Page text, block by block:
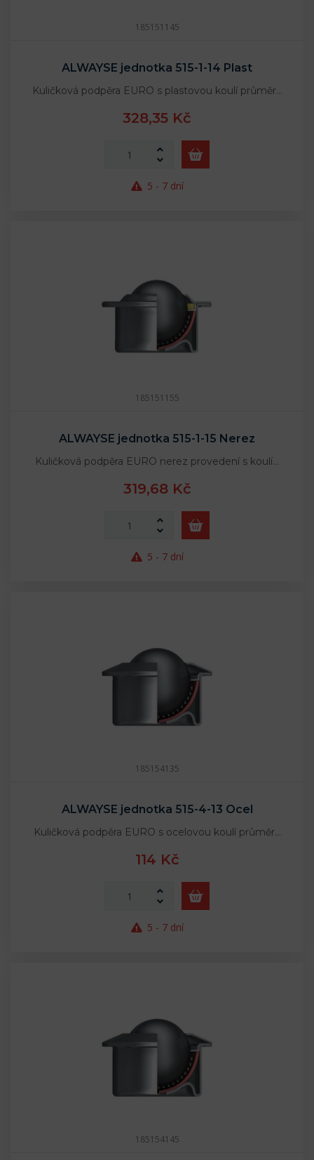
185151145
ALWAYSE jednotka 515-1-14 Plast
Kuličková podpěra EURO s plastovou koulí průměr…
328,35 Kč
5 - 7 dní
185151155
ALWAYSE jednotka 515-1-15 Nerez
Kuličková podpěra EURO nerez provedení s koulí…
319,68 Kč
5 - 7 dní
185154135
ALWAYSE jednotka 515-4-13 Ocel
Kuličková podpěra EURO s ocelovou koulí průměr…
114 Kč
5 - 7 dní
185154145